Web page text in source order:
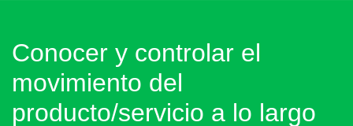
Conocer y controlar el
movimiento del
producto/servicio a lo largo